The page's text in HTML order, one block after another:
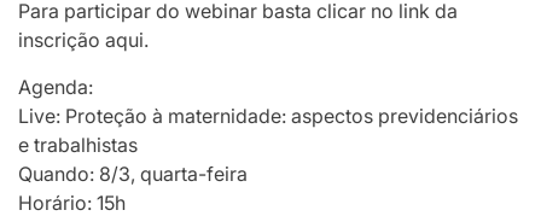
Para participar do webinar basta clicar no link da
inscrição aqui.
Agenda:
Live: Proteção à maternidade: aspectos previdenciários
e trabalhistas
Quando: 8/3, quarta-feira
Horário: 15h